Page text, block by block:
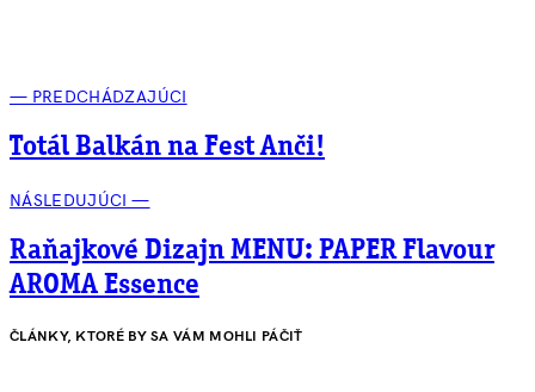
— PREDCHÁDZAJÚCI
Totál Balkán na Fest Anči!
NÁSLEDUJÚCI —
Raňajkové Dizajn MENU: PAPER Flavour
AROMA Essence
ČLÁNKY, KTORÉ BY SA VÁM MOHLI PÁČIŤ